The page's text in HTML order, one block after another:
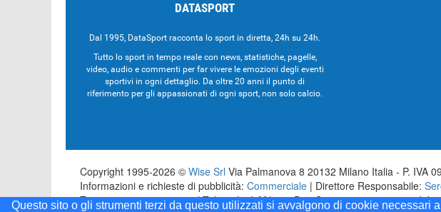
Questo sito o gli strumenti terzi da questo utilizzati si avvalgono di cookie
DATASPORT
Dal 1995, DataSport racconta lo sport in diretta, 24h su 24h.
Tutto lo sport in tempo reale con news, statistiche, pagelle,
video, audio e commenti per far vivere le emozioni degli eventi
sportivi in ogni dettaglio. Da oltre 20 anni il punto di
riferimento per gli appassionati di ogni sport, non solo calcio.
Copyright 1995-2026 © Wise Srl Via Palmanova 8 20132 Milano Italia - P. IVA
Informazioni e richieste di pubblicità: Commerciale | Direttore Responsabile:
Testata registrata presso il Tribunale di Milano: DataSport iscrizione n.173 del